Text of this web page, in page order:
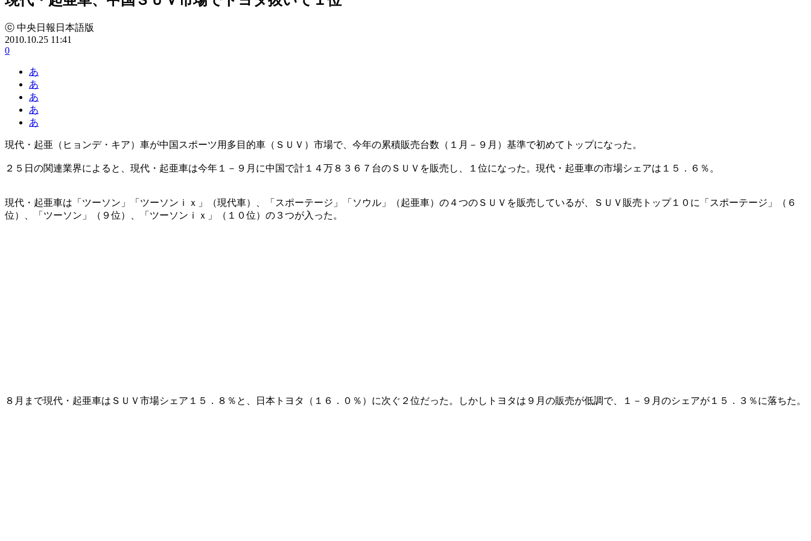
ⓒ 中央日報日本語版
2010.10.25 11:41
0
あ
あ
あ
あ
あ
現代・起亜（ヒョンデ・キア）車が中国スポーツ用多目的車（ＳＵＶ）市場で、今年の累積販売台数（１月－９月）基準で初めてトップになった。
２５日の関連業界によると、現代・起亜車は今年１－９月に中国で計１４万８３６７台のＳＵＶを販売し、１位になった。現代・起亜車の市場シェアは１５．６％。
現代・起亜車は「ツーソン」「ツーソンｉｘ」（現代車）、「スポーテージ」「ソウル」（起亜車）の４つのＳＵＶを販売しているが、ＳＵＶ販売トップ１０に「スポーテージ」（６
位）、「ツーソン」（９位）、「ツーソンｉｘ」（１０位）の３つが入った。
８月まで現代・起亜車はＳＵＶ市場シェア１５．８％と、日本トヨタ（１６．０％）に次ぐ２位だった。しかしトヨタは９月の販売が低調で、１－９月のシェアが１５．３％に落ちた。